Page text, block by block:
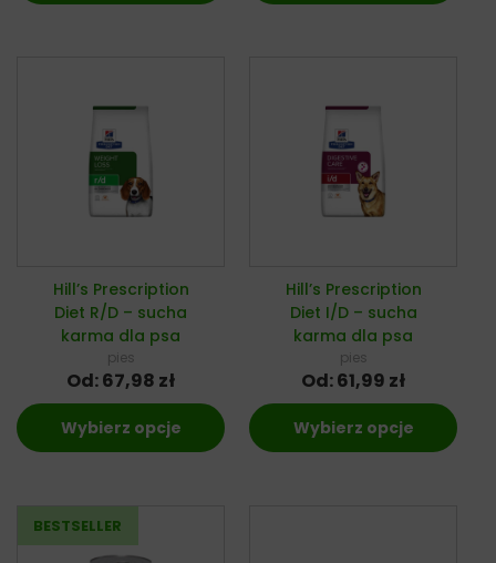
Hill’s Prescription
Diet R/D – sucha
karma dla psa
pies
Od:67,98 zł
Wybierz opcje
Hill’s Prescription
Diet I/D – sucha
karma dla psa
pies
Od:61,99 zł
Wybierz opcje